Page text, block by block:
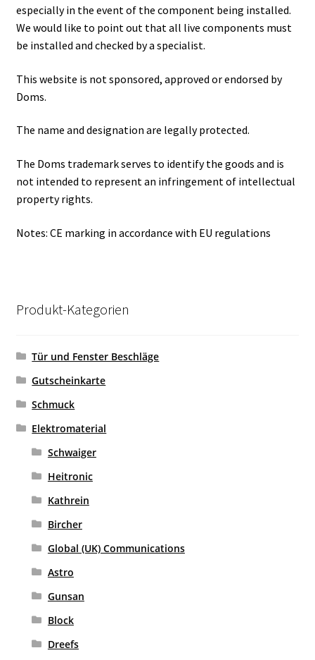
especially in the event of the component being installed.
We would like to point out that all live components must
be installed and checked by a specialist.
This website is not sponsored, approved or endorsed by
Doms.
The name and designation are legally protected.
The Doms trademark serves to identify the goods and is
not intended to represent an infringement of intellectual
property rights.
Notes: CE marking in accordance with EU regulations
Produkt-Kategorien
Tür und Fenster Beschläge
Gutscheinkarte
Schmuck
Elektromaterial
Schwaiger
Heitronic
Kathrein
Bircher
Global (UK) Communications
Astro
Gunsan
Block
Dreefs